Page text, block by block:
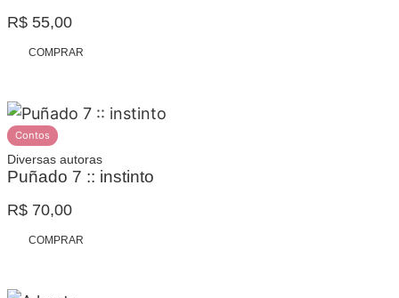
R$ 55,00
COMPRAR
Contos
Diversas autoras
Puñado 7 :: instinto
R$ 70,00
COMPRAR